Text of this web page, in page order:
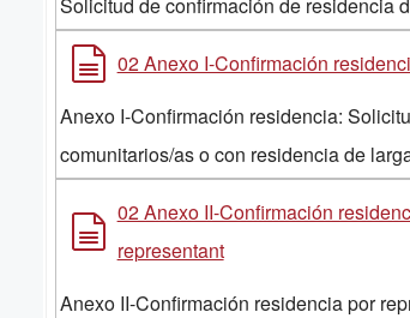
02 Anexo I-Confirmación
Anexo I-Confirmación residencia:
comunitarios/as o con residencia de
02 Anexo II-Confirmación
representant
Anexo II-Confirmación residencia por